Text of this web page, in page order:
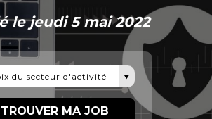
le jeudi 5 mai 2022
du secteur d'activité
TROUVER MA JOB